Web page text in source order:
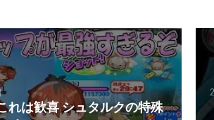
れは歓喜 シュタルクの特殊